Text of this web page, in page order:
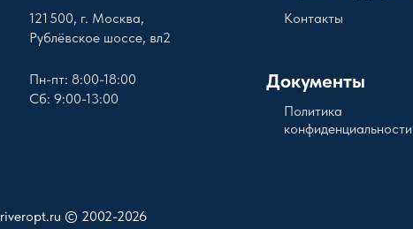
121 500, г. Москва,
Рублёвское шоссе, вл2
Документы
Пн-пт: 8:00-18:00
Сб: 9:00-13:00
Политика
конфиденциальности
Контакты
riveropt.ru © 2002-2026